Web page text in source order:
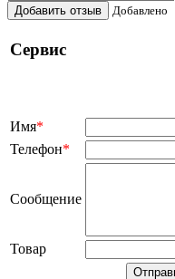
Добавить отзыв Добавлено
Сервис
Имя*
Телефон*
Сообщение
Товар